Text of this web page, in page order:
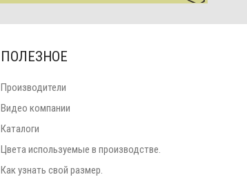
ПОЛЕЗНОЕ
Производители
Видео компании
Каталоги
Цвета используемые в производстве.
Как узнать свой размер.